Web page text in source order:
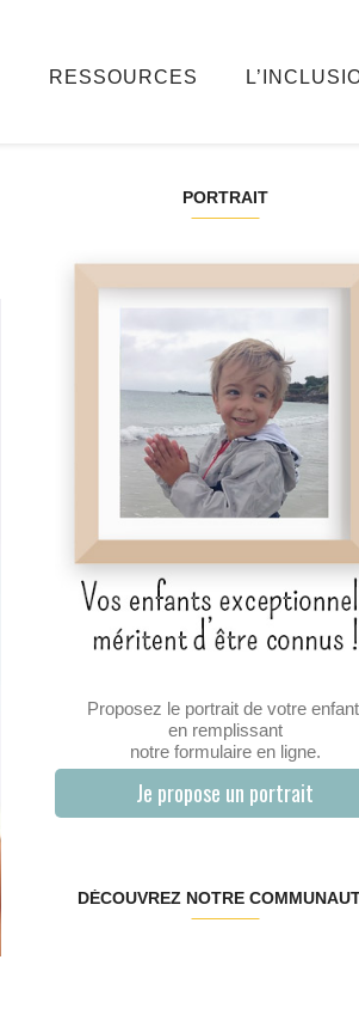
RESSOURCES
PORTRAIT
Proposez le portrait de votre
en remplissant
notre formulaire en ligne.
Je propose un portrait
DÉCOUVREZ NOTRE